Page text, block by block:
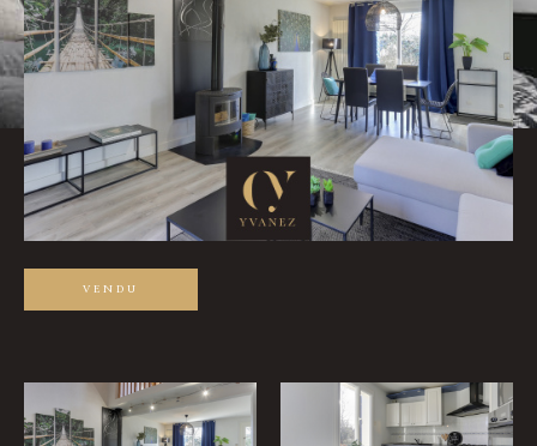
VENDU
Pièces
2 3 4 5
Ville
Surface
Affiner les critères